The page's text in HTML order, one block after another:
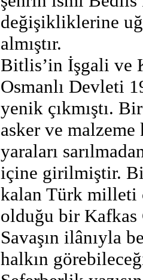
değişikliklerine
almıştır.
Bitlis’in İşgali ve
Osmanlı Devleti
yenik çıkmıştı.
asker ve malzeme
yaraları
içine girilmiştir.
kalan Türk milleti
olduğu bir Kafkas
Savaşın ilânıyla
halkın